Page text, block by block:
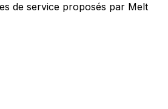
de service proposés par Melt